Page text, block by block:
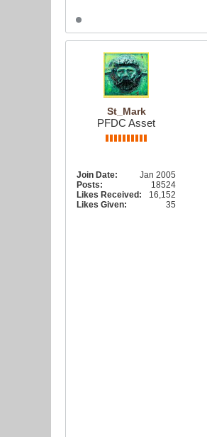
St_Mark
PFDC Asset
Join Date:
Jan 2005
Posts:
18524
Likes Received:
16,152
Likes Given:
35